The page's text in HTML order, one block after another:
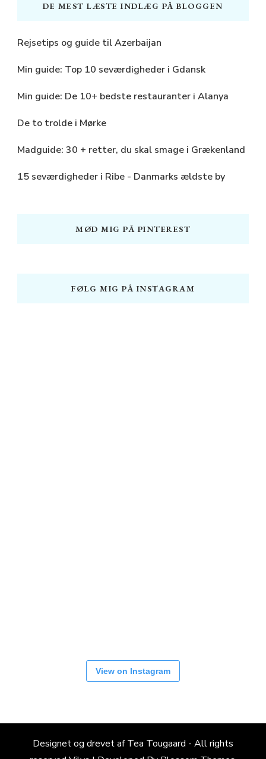
DE MEST LÆSTE INDLÆG PÅ BLOGGEN
Rejsetips og guide til Azerbaijan
Min guide: Top 10 seværdigheder i Gdansk
Min guide: De 10+ bedste restauranter i Alanya
De to trolde i Mørke
Madguide: 30 + retter, du skal smage i Grækenland
15 seværdigheder i Ribe - Danmarks ældste by
MØD MIG PÅ PINTEREST
FØLG MIG PÅ INSTAGRAM
View on Instagram
Designet og drevet af Tea Tougaard - All rights